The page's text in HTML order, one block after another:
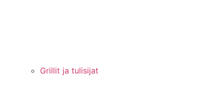
Grillit ja tulisijat